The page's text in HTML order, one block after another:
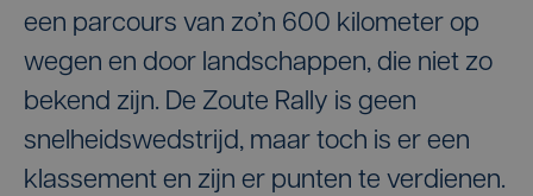
een parcours van zo’n 600 kilometer op
wegen en door landschappen, die niet zo
bekend zijn. De Zoute Rally is geen
snelheidswedstrijd, maar toch is er een
klassement en zijn er punten te verdienen.